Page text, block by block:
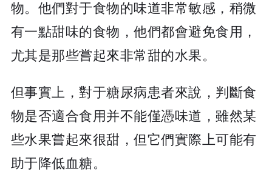
物。他們對于食物的味道非常敏感，稍微
有一點甜味的食物，他們都會避免食用，
尤其是那些嘗起來非常甜的水果。
但事實上，對于糖尿病患者來說，判斷食
物是否適合食用并不能僅憑味道，雖然某
些水果嘗起來很甜，但它們實際上可能有
助于降低血糖。